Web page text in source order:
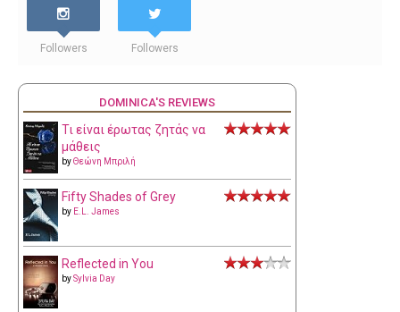
Followers Followers
DOMINICA'S REVIEWS
Τι είναι έρωτας ζητάς να
μάθεις
byΘεώνη Μπριλή
Fifty Shades of Grey
by E.L. James
Reflected in You
bySylvia Day